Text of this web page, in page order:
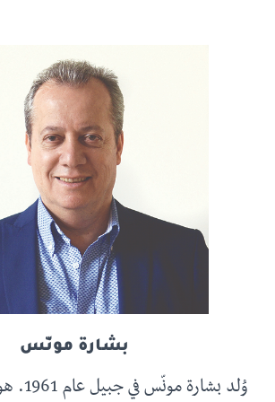
بشارة مونّس
وُلد